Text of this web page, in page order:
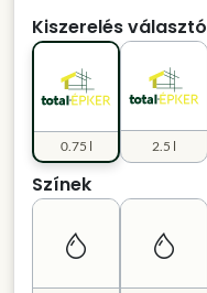
Kiszerelés választó
0.75 l 2.5 l
Színek